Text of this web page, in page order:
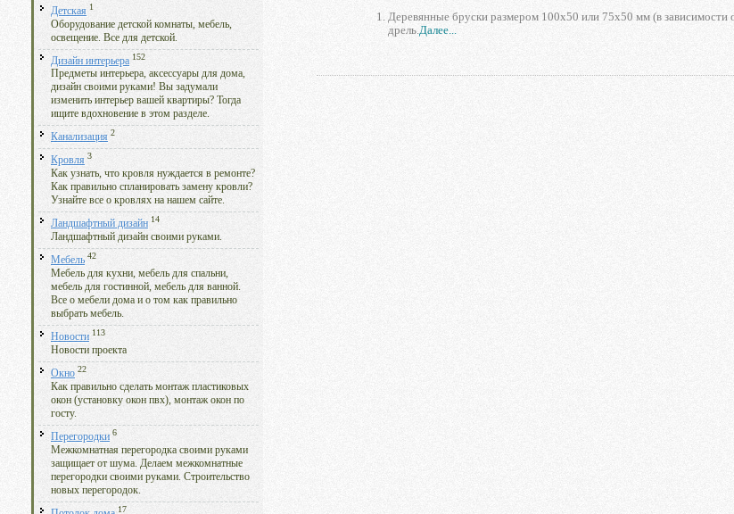
Детская 1
Оборудование детской комнаты, мебель,
освещение. Все для детской.
Дизайн интерьера 152
Предметы интерьера, аксессуары для дома,
дизайн своими руками! Вы задумали
изменить интерьер вашей квартиры? Тогда
ищите вдохновение в этом разделе.
Канализация 2
Кровля 3
Как узнать, что кровля нуждается в ремонте?
Как правильно спланировать замену кровли?
Узнайте все о кровлях на нашем сайте.
Ландшафтный дизайн 14
Ландшафтный дизайн своими руками.
Мебель 42
Мебель для кухни, мебель для спальни,
мебель для гостинной, мебель для ванной.
Все о мебели дома и о том как правильно
выбрать мебель.
Новости 113
Новости проекта
Окно 22
Как правильно сделать монтаж пластиковых
окон (установку окон пвх), монтаж окон по
госту.
Перегородки 6
Межкомнатная перегородка своими руками
защищает от шума. Делаем межкомнатные
перегородки своими руками. Строительство
новых перегородок.
17
Деревянные бруски размером 100х50 или 75х50 мм (в
дрель.Далее...